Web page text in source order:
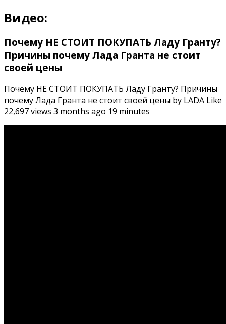
Видео:
Почему НЕ СТОИТ ПОКУПАТЬ Ладу Гранту?
Причины почему Лада Гранта не стоит
своей цены
Почему НЕ СТОИТ ПОКУПАТЬ Ладу Гранту? Причины
почему Лада Гранта не стоит своей цены by LADA Like
22,697 views 3 months ago 19 minutes